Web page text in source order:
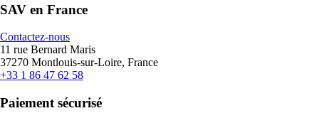
SAV en France
Contactez-nous
11 rue Bernard Maris
37270 Montlouis-sur-Loire, France
+33 1 86 47 62 58
Paiement sécurisé